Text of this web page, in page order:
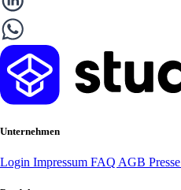
Unternehmen
Login Impressum FAQ AGB Presse